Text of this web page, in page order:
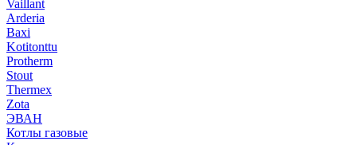
Vaillant
Arderia
Baxi
Kotitonttu
Protherm
Stout
Thermex
Zota
ЭВАН
Котлы газовые